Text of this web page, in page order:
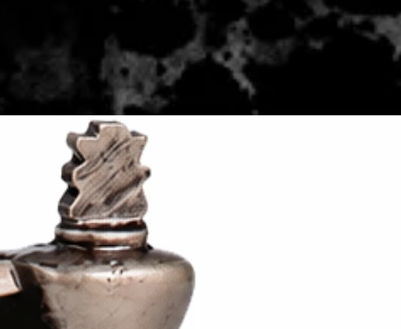
la pretul produselor comandate
difera in functie de
si modalitatea de
pe spatele medaliilor,
metalic sau PVC metalizat
de numarul de medalii
in vederea confirmarii
daca este cazul.